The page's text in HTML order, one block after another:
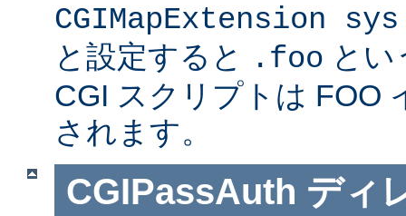
CGIMapExtension
と設定すると
.foo と
CGI スクリプトは FOO
されます。
CGIPassAuth ディ